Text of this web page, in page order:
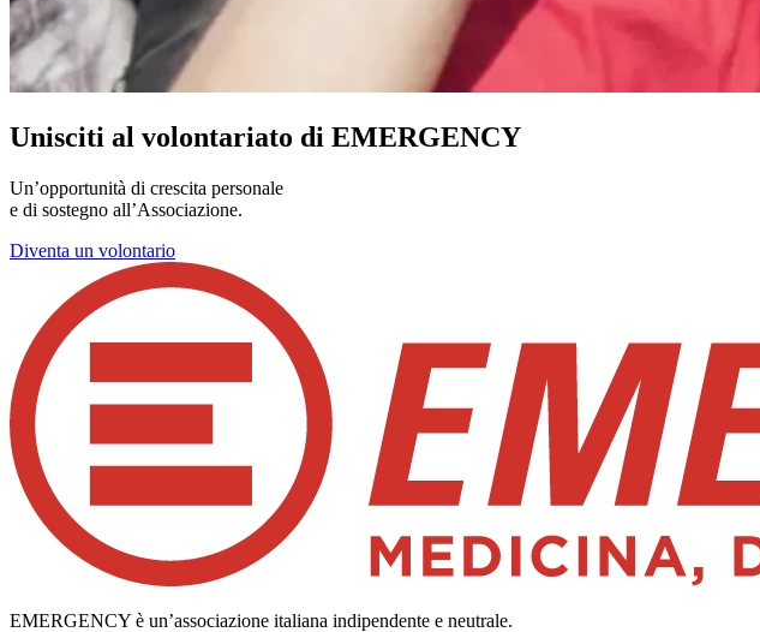
Unisciti al volontariato di EMERGENCY
Un’opportunità di crescita personale
e di sostegno all’Associazione.
Diventa un volontario
EMERGENCY è un’associazione italiana indipendente e neutrale.